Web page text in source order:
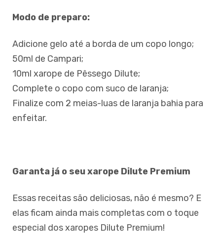
Modo de preparo:
Adicione gelo até a borda de um copo longo;
50ml de Campari;
10ml xarope de Pêssego Dilute;
Complete o copo com suco de laranja;
Finalize com 2 meias-luas de laranja bahia para
enfeitar.
Garanta já o seu xarope Dilute Premium
Essas receitas são deliciosas, não é mesmo? E
elas ficam ainda mais completas com o toque
especial dos xaropes Dilute Premium!